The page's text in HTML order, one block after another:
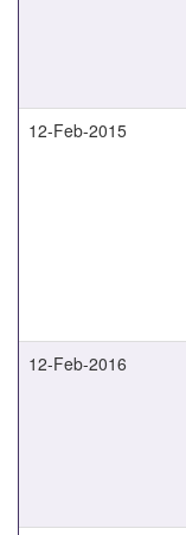
12-Feb-2015
12-Feb-2016